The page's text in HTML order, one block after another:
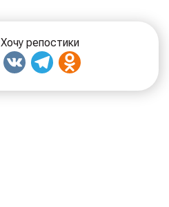
Хочу репостики